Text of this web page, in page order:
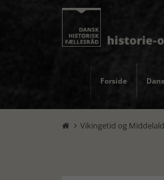
Forside
 Vikingetid og